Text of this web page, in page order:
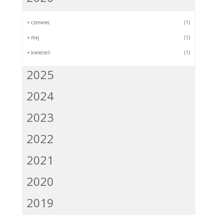
+ czerwiec (1)
+ maj (1)
+ kwiecień (1)
2025
2024
2023
2022
2021
2020
2019